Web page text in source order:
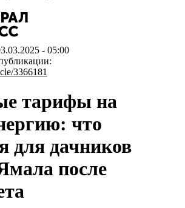
- 05:00
3366181
тарифы на
что
для дачников
после